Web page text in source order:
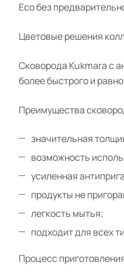
Eco без
Цветовые решения
Сковорода Kukmara с
более быстрого и
Преимущества
значительная
возможность
усиленная
продукты не
легкость мытья;
подходит для всех
Процесс